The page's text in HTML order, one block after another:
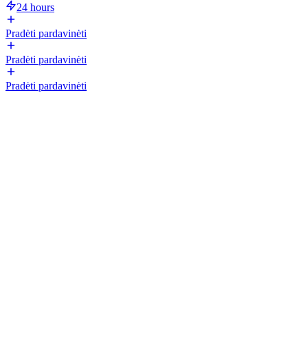
24 hours
Pradėti pardavinėti
Pradėti pardavinėti
Pradėti pardavinėti